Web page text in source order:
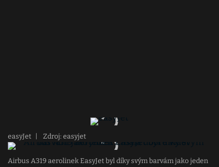
easyJet Zdroj: easyjet
Airbus A319 aerolinek EasyJet byl díky svým barvám jako jeden